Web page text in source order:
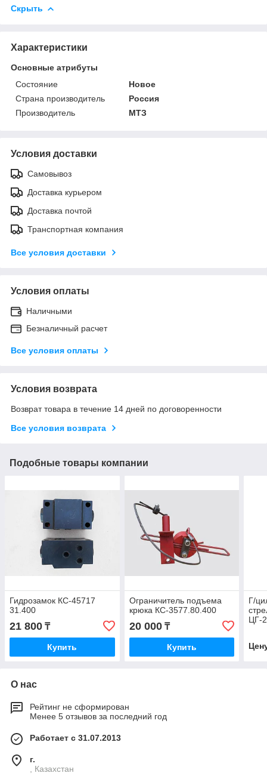
Скрыть
Характеристики
Основные атрибуты
Состояние
Новое
Страна производитель
Россия
Производитель
МТЗ
Условия доставки
Самовывоз
Доставка курьером
Доставка почтой
Транспортная компания
Все условия доставки
Условия оплаты
Наличными
Безналичный расчет
Все условия оплаты
Условия возврата
Возврат товара в течение 14 дней по договоренности
Все условия возврата
Подобные товары компании
Гидрозамок КС-45717
31.400
21 800 ₸
Купить
Ограничитель подъема
крюка КС-3577.80.400
20 000₸
Купить
Г/
ЦГ-
О нас
Рейтинг не сформирован
Менее 5 отзывов за последний год
Работает с 31.07.2013
г.
, Казахстан